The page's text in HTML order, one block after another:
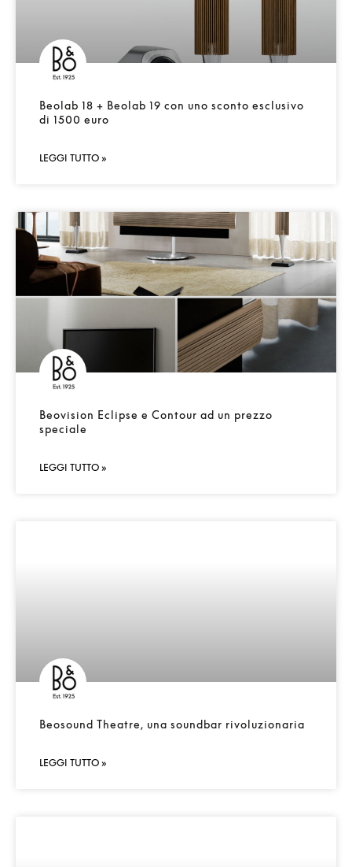
Beolab 18 + Beolab 19 con uno sconto esclusivo
di 1500 euro
LEGGI TUTTO »
Beovision Eclipse e Contour ad un prezzo
speciale
LEGGI TUTTO »
Beosound Theatre, una soundbar rivoluzionaria
LEGGI TUTTO »